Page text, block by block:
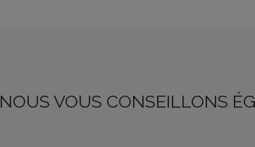
NOUS VOUS CONSEILLONS